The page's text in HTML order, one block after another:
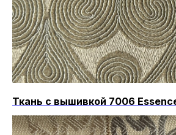
Ткань с вышивкой 7006